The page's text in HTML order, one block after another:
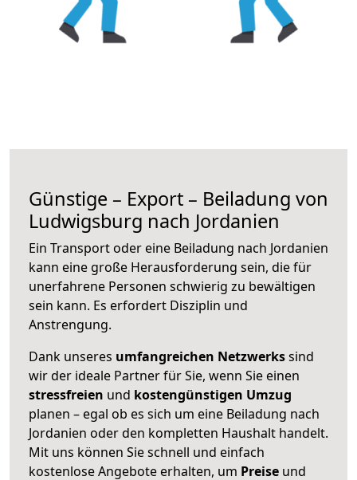
Günstige – Export – Beiladung von
Ludwigsburg nach Jordanien
Ein Transport oder eine Beiladung nach Jordanien
kann eine große Herausforderung sein, die für
unerfahrene Personen schwierig zu bewältigen
sein kann. Es erfordert Disziplin und
Anstrengung.
Dank unseres umfangreichen Netzwerkssind
wir der ideale Partner für Sie, wenn Sie einen
stressfreien und kostengünstigen Umzug
planen – egal ob es sich um eine Beiladung nach
Jordanien oder den kompletten Haushalt handelt.
Mit uns können Sie schnell und einfach
kostenlose Angebote erhalten, um Preise und